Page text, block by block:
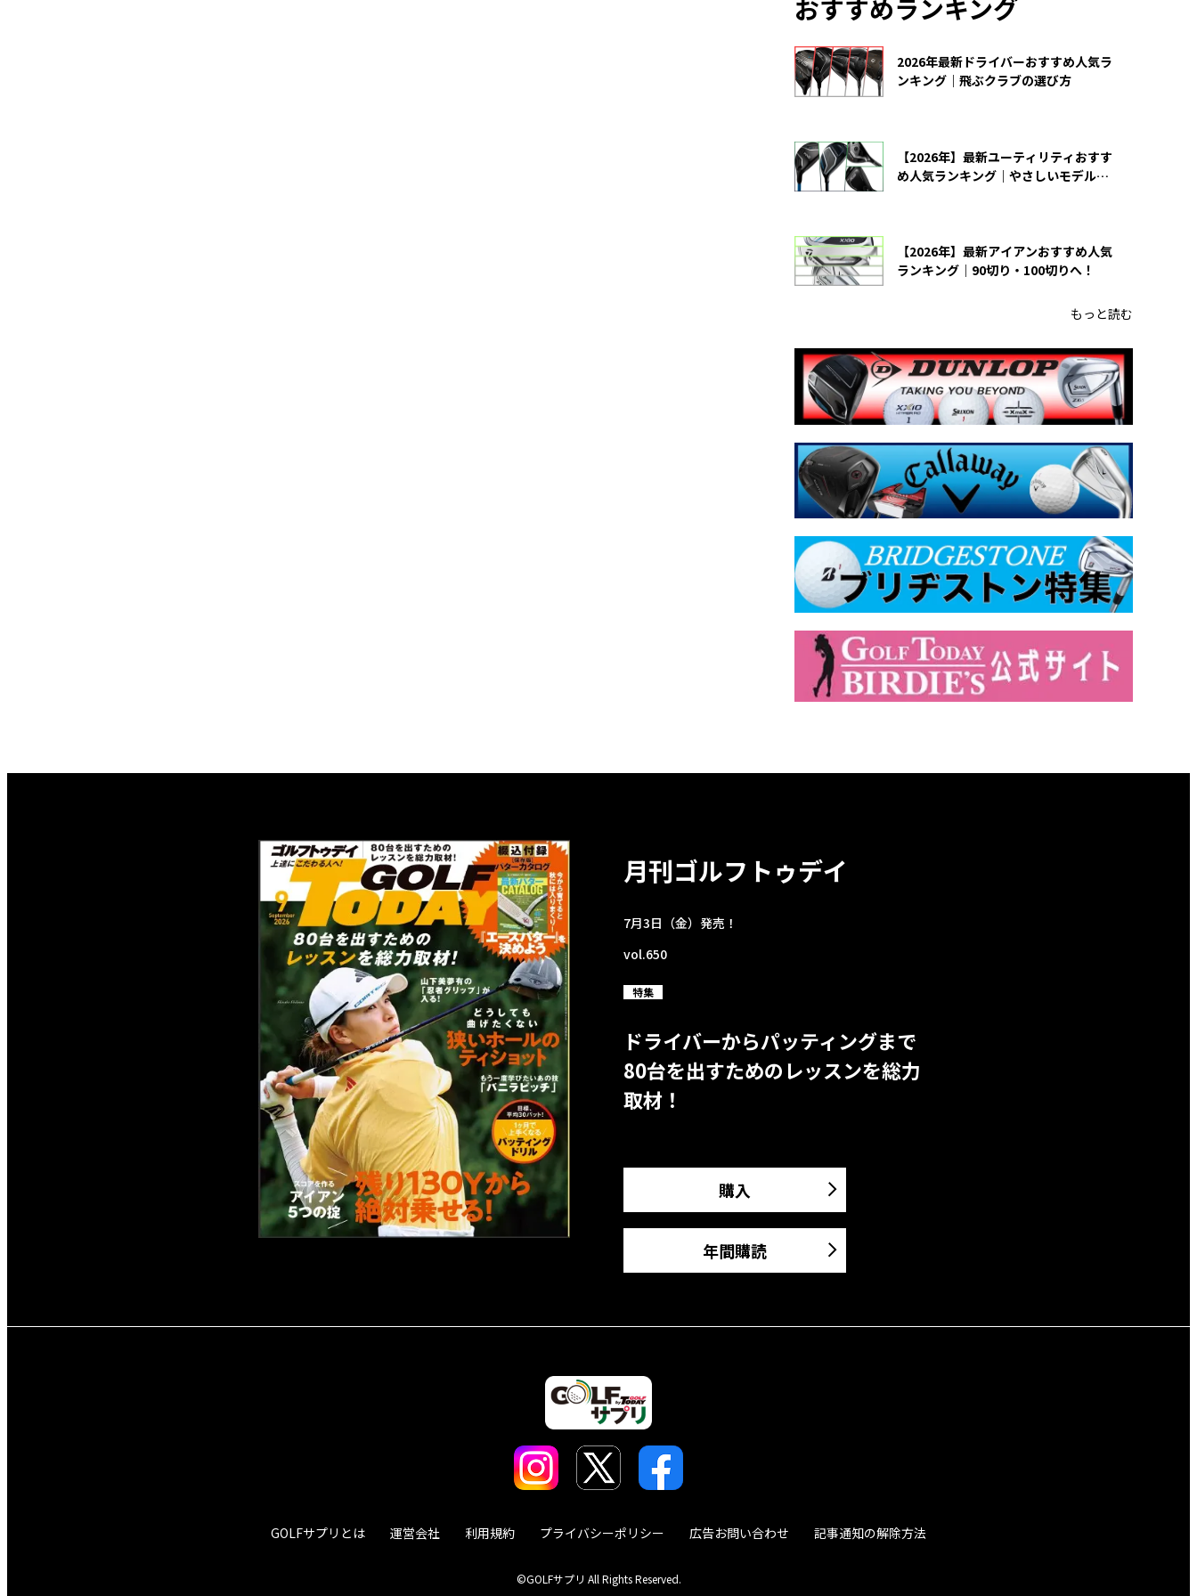
おすすめランキング
2026年最新ドライバーおすすめ人気ラ
ンキング｜飛ぶクラブの選び方
【2026年】最新ユーティリティおすす
め人気ランキング｜やさしいモデルの
【2026年】最新アイアンおすすめ人気
ランキング｜90切り・100切りへ！
もっと読む
月刊ゴルフトゥデイ
7月3日（金）発売！
vol.650
特集
ドライバーからパッティングまで
80台を出すためのレッスンを総力
取材！
購入
年間購読
GOLFサプリとは 運営会社 利用規約 プライバシーポリシー 広告お問い合わせ 記事通知の解除方法
©GOLFサプリ All Rights Reserved.